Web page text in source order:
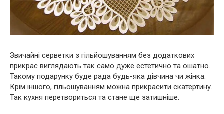
Звичайні серветки з гільйошуванням без додаткових
прикрас виглядають так само дуже естетично та ошатно.
Такому подарунку буде рада будь-яка дівчина чи жінка.
Крім іншого, гільошуванням можна прикрасити скатертину.
Так кухня перетвориться та стане ще затишніше.